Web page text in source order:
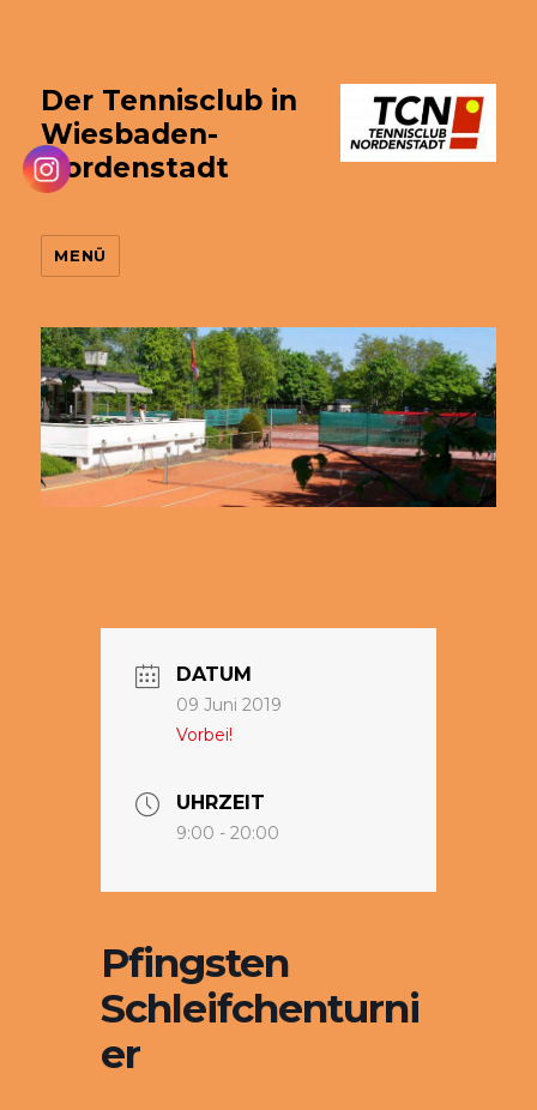
Der Tennisclub in
Wiesbaden-
Nordenstadt
MENÜ
DATUM
09 Juni 2019
Vorbei!
UHRZEIT
9:00 - 20:00
Pfingsten
Schleifchenturni
er